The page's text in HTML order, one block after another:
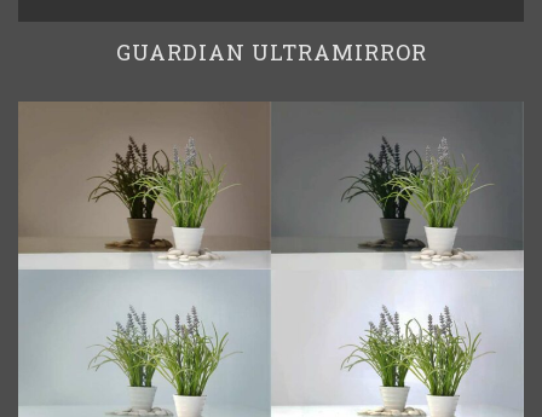
GUARDIAN ULTRAMIRROR